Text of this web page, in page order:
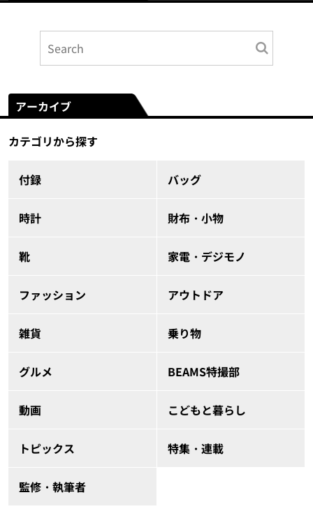
アーカイブ
カテゴリから探す
付録 バッグ
時計 財布・小物
靴 家電・デジモノ
ファッション アウトドア
雑貨 乗り物
グルメ BEAMS特撮部
動画 こどもと暮らし
トピックス 特集・連載
監修・執筆者